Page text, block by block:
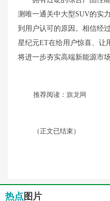
测唯一通关中大型SUV的实
到用户认可的原因。相信经
星纪元ET在给用户惊喜、让
将进一步夯实高端新能源市
推荐阅读： 旗龙网
（正文已结束）
热点 图片